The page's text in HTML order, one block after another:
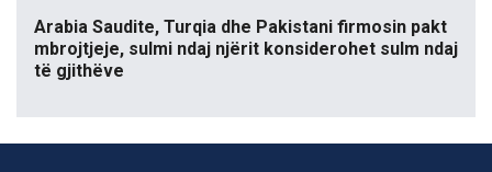
Arabia Saudite, Turqia dhe Pakistani firmosin pakt
mbrojtjeje, sulmi ndaj njërit konsiderohet sulm ndaj
të gjithëve